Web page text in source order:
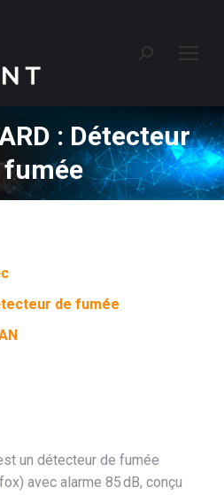
Recherche
: Détecteur
fumée
de fumée
un détecteur de fumée
avec alarme 85 dB, conçu